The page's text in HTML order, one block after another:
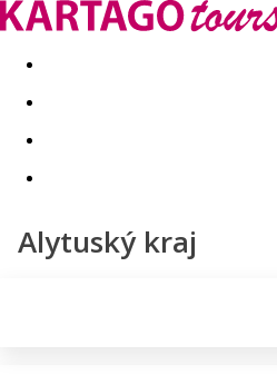
Last minute Dovolenkové kluby
Alytuský kraj